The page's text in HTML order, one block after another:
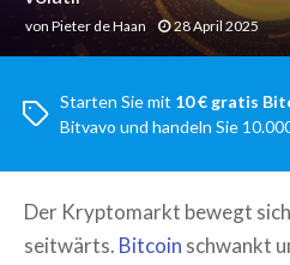
von Pieter de Haan 28 April 2025
Starten Sie mit 10 € gratis
Bitvavo und handeln Sie
Der Kryptomarkt bewegt
seitwärts. Bitcoin schwankt